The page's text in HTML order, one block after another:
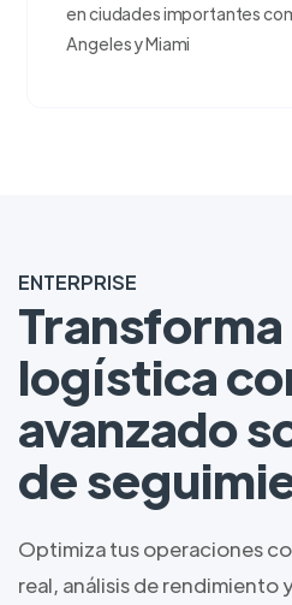
en ciudades importantes
Angeles y Miami
ENTERPRISE
logística
avanzado
de
Optimiza tus operaciones
real, análisis de rendimiento